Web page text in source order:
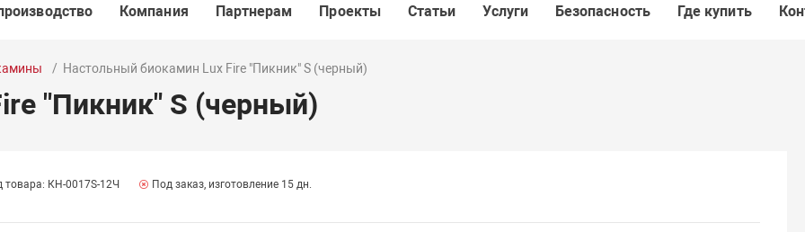
Компания Партнерам Проекты Статьи Услуги Безопасность Где купить
Настольный биокамин Lux Fire "Пикник" S (черный)
"Пикник" S (черный)
товара: КН-0017S-12Ч Под заказ, изготовление 15 дн.